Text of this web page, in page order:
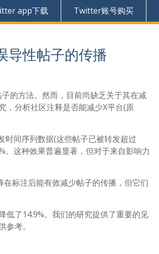
app下载 Twitter账号购买
导性帖子的传播
的方法。然而，目前尚缺乏关于其在减
，分析社区注释是否能减少X平台(原
时间序列数据(这些帖子已被转发超过
。这种效果普遍显著，但对于来自影响力
标注后能有效减少帖子的传播，但它们
低了14.9%。我们的研究提供了重要的见
考。